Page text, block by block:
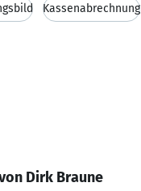
Kassenabrechnung
Dirk Braune